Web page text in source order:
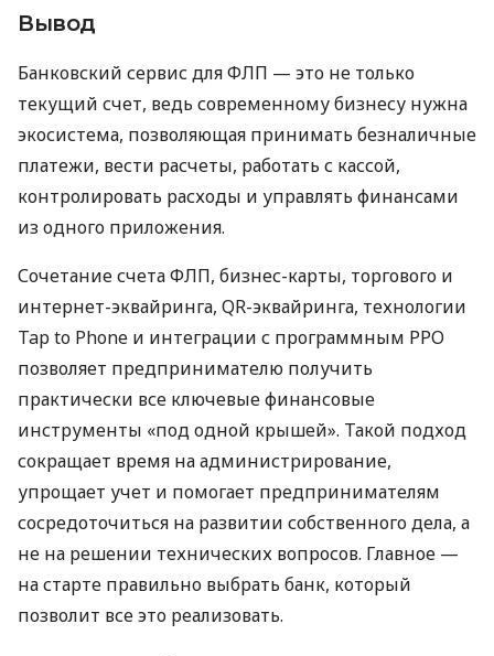
Вывод
Банковский сервис для ФЛП — это не только
текущий счет, ведь современному бизнесу нужна
экосистема, позволяющая принимать безналичные
платежи, вести расчеты, работать с кассой,
контролировать расходы и управлять финансами
из одного приложения.
Сочетание счета ФЛП, бизнес-карты, торгового и
интернет-эквайринга, QR-эквайринга, технологии
Tap to Phone и интеграции с программным РРО
позволяет предпринимателю получить
практически все ключевые финансовые
инструменты «под одной крышей». Такой подход
сокращает время на администрирование,
упрощает учет и помогает предпринимателям
сосредоточиться на развитии собственного дела, а
не на решении технических вопросов. Главное —
на старте правильно выбрать банк, который
позволит все это реализовать.